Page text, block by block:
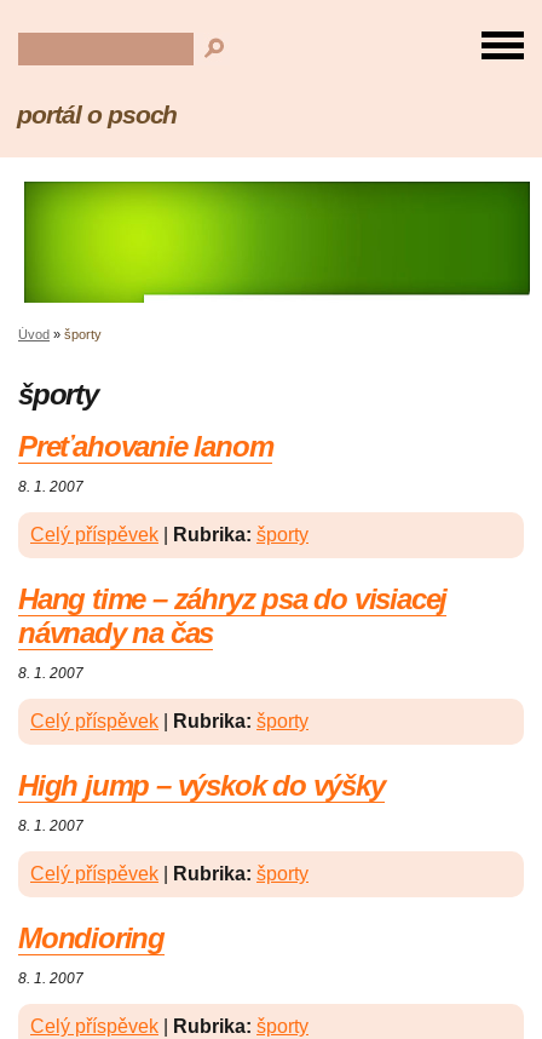
portál o psoch
Úvod » športy
športy
Preťahovanie lanom
8. 1. 2007
Celý příspěvek Rubrika: športy
Hang time – záhryz psa do visiacej
návnady na čas
8. 1. 2007
Celý příspěvek Rubrika: športy
High jump – výskok do výšky
8. 1. 2007
Celý příspěvek Rubrika: športy
Mondioring
8. 1. 2007
Celý příspěvek Rubrika: športy